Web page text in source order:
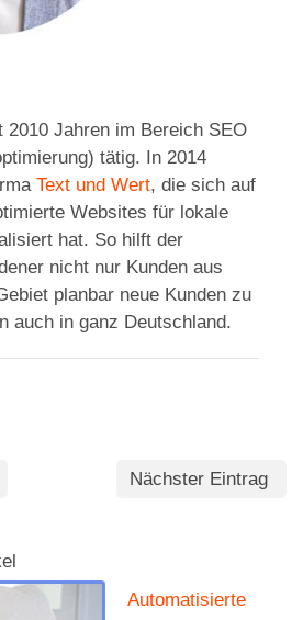
2010 Jahren im Bereich SEO
tätig. In 2014
Text und Wert, die sich auf
Websites für lokale
hat. So hilft der
nicht nur Kunden aus
planbar neue Kunden zu
auch in ganz Deutschland.
Nächster Eintrag
Automatisierte